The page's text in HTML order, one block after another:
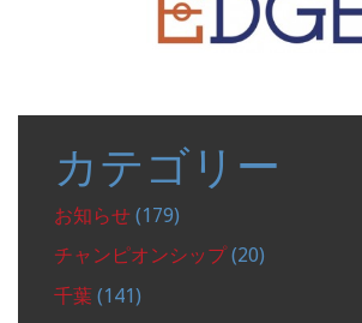
カテゴリー
お知らせ (179)
チャンピオンシップ(20)
千葉 (141)